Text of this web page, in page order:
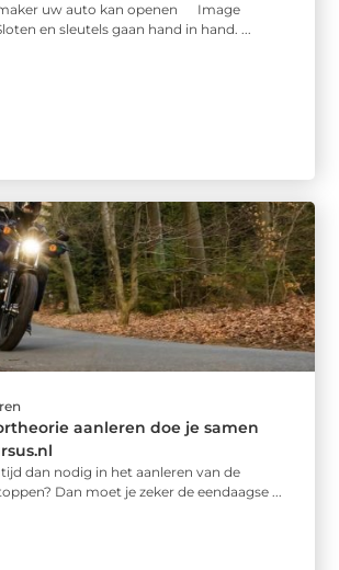
uw auto kan openen ‍ Image
en sleutels gaan hand in hand. ...
aanleren doe je samen
dan nodig in het aanleren van de
Dan moet je zeker de eendaagse ...